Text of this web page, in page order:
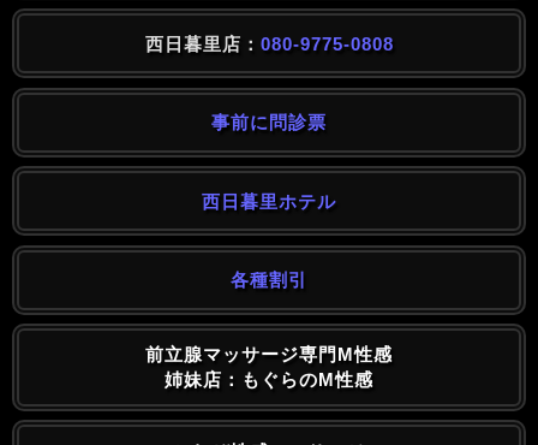
西日暮里店： 080-9775-0808
事前に問診票
西日暮里ホテル
各種割引
前立腺マッサージ専門M性感
姉妹店：もぐらのM性感